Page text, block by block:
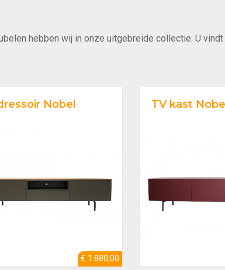
hebben wij in onze uitgebreide collectie. U
Nobel
€ 1.880,00
TV kast Nobel